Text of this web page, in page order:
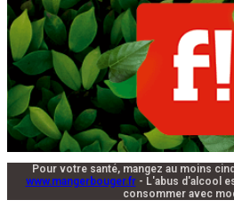
Pour votre santé, mangez au moins
www.mangerbouger.fr- L'abus d'alcool
consommer avec